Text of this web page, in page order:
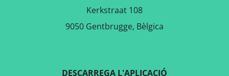
Kerkstraat 108
9050 Gentbrugge, Bèlgica
DESCARREGA L'APLICACIÓ